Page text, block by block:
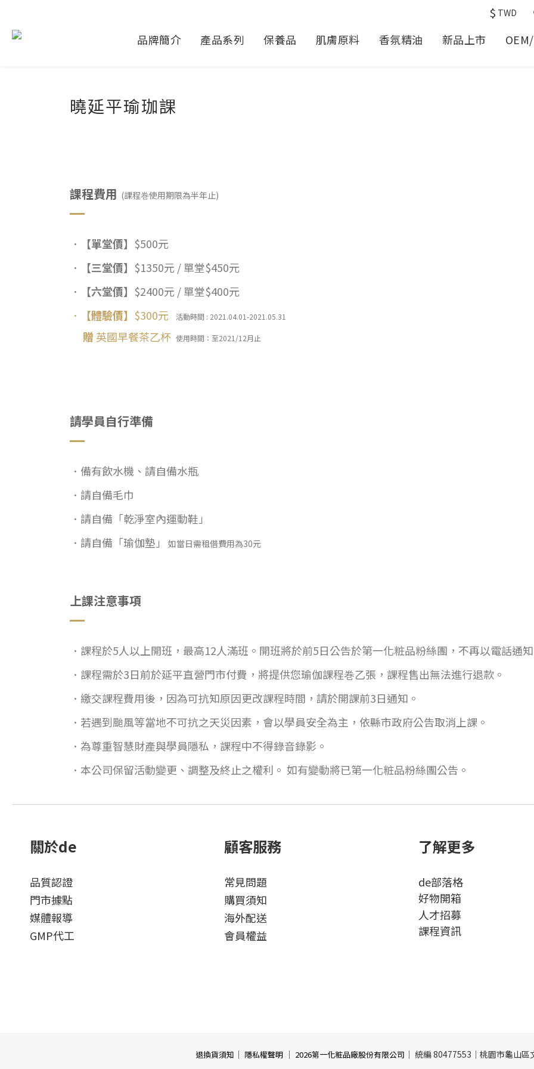
$ TWD
品牌簡介 產品系列 保養品 肌膚原料 香氛精油 新品上市
曉延平瑜珈課
課程費用 (課程巻使用期限為半年止)
． 【單堂價】 $500元
．
【三堂價】 $1350元 / 單堂$450元
．
【六堂價】 $2400元 / 單堂$400元
．
【體驗價】 $300元 活動時間 : 2021.04.01-2021.05.31
贈 英國早餐茶乙杯 使用時間：至2021/12月止
請學員自行準備
．備有飲水機、請自備水瓶
．請自備毛巾
．請自備「乾淨室內運動鞋」
．請自備「瑜伽墊」
如當日需租借費用為30元
上課注意事項
．課程於5人以上開班，最高12人滿班。開班將於前5日公告於第一化粧品粉絲團，不再以電話通知
．課程需於3日前於延平直營門市付費，將提供您瑜伽課程巻乙張，課程售出無法進行退款。
．繳交課程費用後，因為可抗知原因更改課程時間，請於開課前3日通知。
．若遇到颱風等當地不可抗之天災因素，會以學員安全為主，依縣市政府公告取消上課。
．為尊重智慧財產與學員隱私，課程中不得錄音錄影。
．本公司保留活動變更、調整及終止之權利。 如有變動將已第一化粧品粉絲團公告。
關於de
品質認證
門市據點
媒體報導
GMP代工
顧客服務
常見問題
購買須知
海外配送
會員權益
了解更多
de部落格
好物開箱
人才招募
課程資訊
退換貨須知 ｜ 隱私權聲明｜ 2026第一化粧品廠股份有限公司 ｜ 統編 80477553｜桃園市龜山